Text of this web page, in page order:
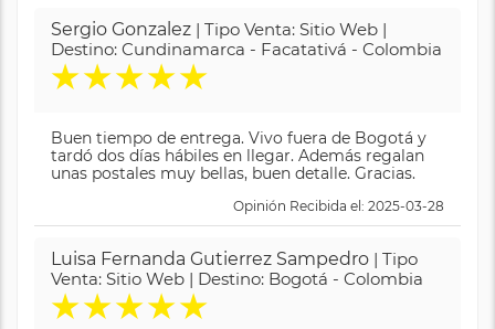
Sergio Gonzalez | Tipo Venta: Sitio Web |
Destino: Cundinamarca - Facatativá - Colombia
★★★★★
Buen tiempo de entrega. Vivo fuera de Bogotá y
tardó dos días hábiles en llegar. Además regalan
unas postales muy bellas, buen detalle. Gracias.
Opinión Recibida el: 2025-03-28
Luisa Fernanda Gutierrez Sampedro | Tipo
Venta: Sitio Web | Destino: Bogotá - Colombia
★★★★★